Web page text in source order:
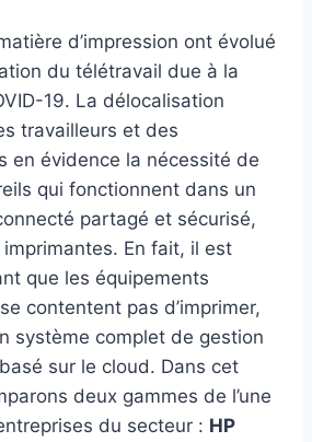
d’impression ont évolué
du télétravail due à la
19. La délocalisation
travailleurs et des
en évidence la nécessité de
qui fonctionnent dans un
partagé et sécurisé,
En fait, il est
que les équipements
contentent pas d’imprimer,
système complet de gestion
sur le cloud. Dans cet
deux gammes de l’une
du secteur : HP